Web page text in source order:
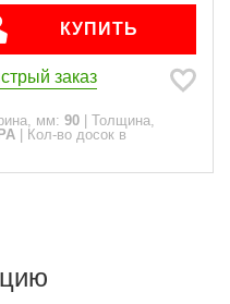
КУПИТЬ
заказ
мм: 90
Толщина,
Кол-во досок в